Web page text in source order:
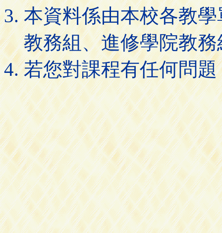
本資料係由本校各教
教務組、進修學院教
若您對課程有任何問